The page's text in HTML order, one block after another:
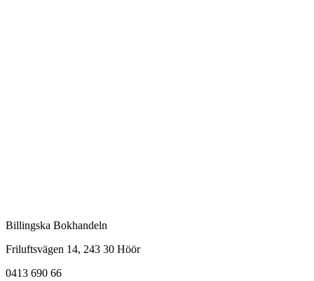
Billingska Bokhandeln
Friluftsvägen 14, 243 30 Höör
0413 690 66